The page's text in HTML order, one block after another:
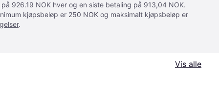
926.19 NOK hver og en siste betaling på 913,04 NOK.
kjøpsbeløp er 250 NOK og maksimalt kjøpsbeløp er
.
Vis alle